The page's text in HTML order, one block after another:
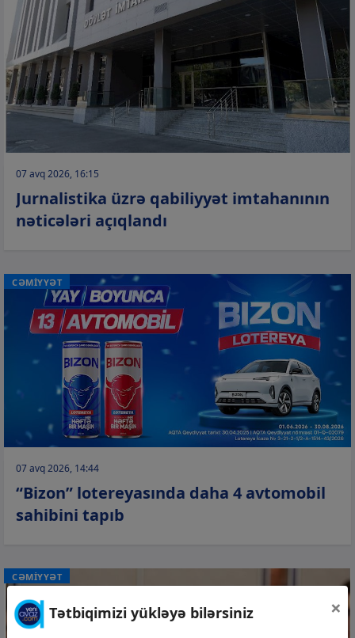
07 avq 2026, 16:15
Jurnalistika üzrə qabiliyyət imtahanının
nəticələri açıqlandı
CƏMİYYƏT
07 avq 2026, 14:44
“Bizon” lotereyasında daha 4 avtomobil
sahibini tapıb
CƏMİYYƏT
Tətbiqimizi yükləyə bilərsiniz ×